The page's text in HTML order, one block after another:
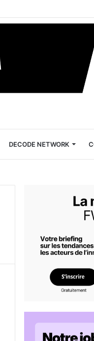
DECODE NETWORK